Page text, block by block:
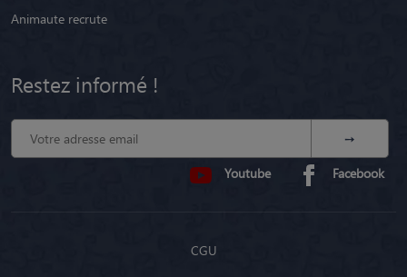
Animaute recrute
Restez informé !
Youtube Facebook
CGU